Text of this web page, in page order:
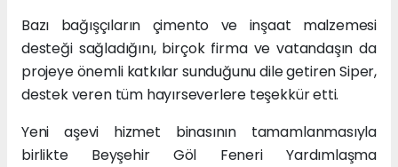
Bazı bağışçıların çimento ve inşaat malzemesi
desteği sağladığını, birçok firma ve vatandaşın da
projeye önemli katkılar sunduğunu dile getiren Siper,
destek veren tüm hayırseverlere teşekkür etti.
Yeni aşevi hizmet binasının tamamlanmasıyla
birlikte Beyşehir Göl Feneri Yardımlaşma